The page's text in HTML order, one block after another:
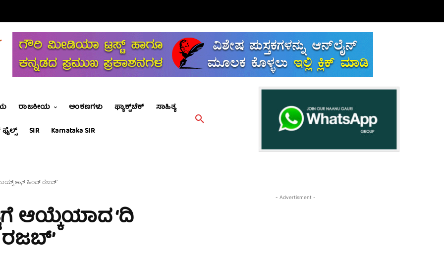
ರಾಜಕೀಯ ಅಂಕಣಗಳು ಫ್ಯಾಕ್ಟ್‌ಚೆಕ್
ಸಾಹಿತ್ಯ
SIR Karnataka SIR
ಆಫ್ ಹಿಂದ್ ರಜಬ್'
ಆಯ್ಕೆಯಾದ ‘ದಿ
- Advertisment -